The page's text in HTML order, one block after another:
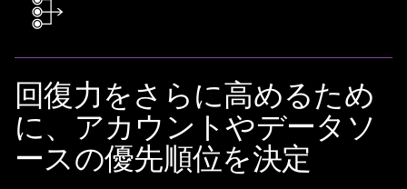
回復力をさらに高めるため
に、アカウントやデータソ
ースの優先順位を決定